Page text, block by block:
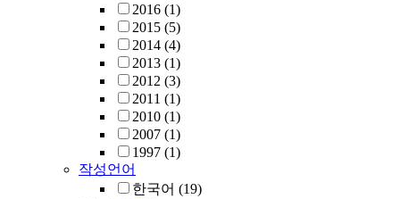
2016 (1)
2015 (5)
2014 (4)
2013 (1)
2012 (3)
2011 (1)
2010 (1)
2007 (1)
1997 (1)
작성언어
한국어 (19)